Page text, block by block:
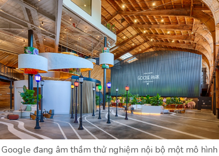
Google đang âm thầm thử nghiệm nội bộ một mô hình